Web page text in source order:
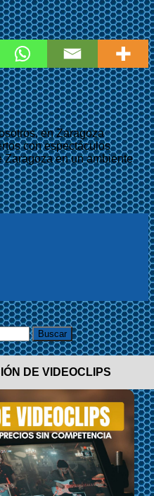
en Zaragoza
con espectáculos
Zaragoza en un ambiente
DE VIDEOCLIPS